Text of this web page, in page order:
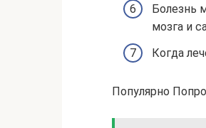
Болезнь
мозга и
Когда
Популярно